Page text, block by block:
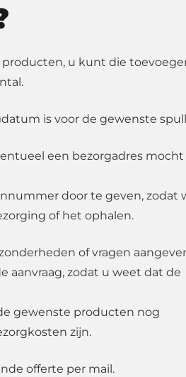
u kunt die
is voor de gewenste
een bezorgadres mocht
door te geven, zodat
of het ophalen.
of vragen
aanvraag, zodat u weet dat de
gewenste producten nog
zijn.
offerte per mail.